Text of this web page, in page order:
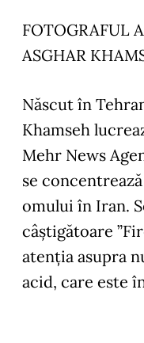
FOTOGRAFUL
ASGHAR
Născut în
Khamseh
Mehr News
se
omului în Iran.
câștigătoare
atenția asupra
acid, care este